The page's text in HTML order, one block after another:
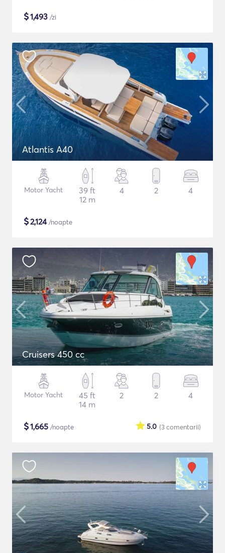
$1,493 /zi
Atlantis A40
Motor Yacht
39 ft
12 m
4 2 4
$2,124/noapte
Cruisers 450 cc
Motor Yacht
45 ft
14 m
2 2 4
$1,665 /noapte (3comentarii)
5.0